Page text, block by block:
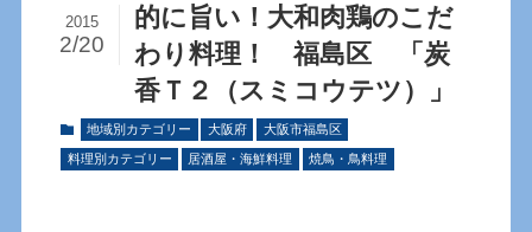
的に旨い！大和肉鶏のこだ
わり料理！ 福島区 「炭
香Ｔ２（スミコウテツ）」
2015
2/20
地域別カテゴリー 大阪府 大阪市福島区
料理別カテゴリー 居酒屋・海鮮料理 焼鳥・鳥料理